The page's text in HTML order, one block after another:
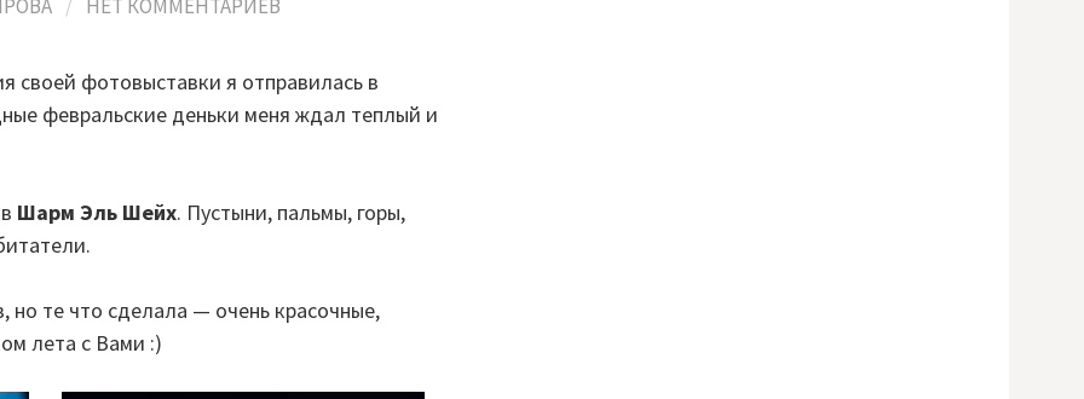
/ НЕТ КОММЕНТАРИЕВ
своей фотовыставки я отправилась в
февральские деньки меня ждал теплый и
Шарм Эль Шейх. Пустыни, пальмы, горы,
но те что сделала — очень красочные,
лета с Вами :)